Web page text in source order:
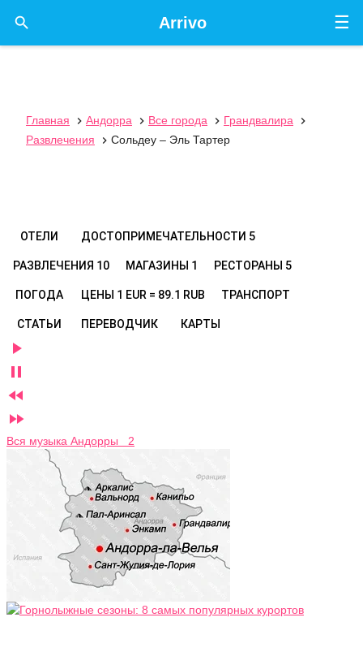
☰
Arrivo

Главная  Андорра  Все города  Грандвалира

Развлечения
 Сольдеу – Эль Тартер
ОТЕЛИ ДОСТОПРИМЕЧАТЕЛЬНОСТИ 5
РАЗВЛЕЧЕНИЯ 10 МАГАЗИНЫ 1 РЕСТОРАНЫ 5
ПОГОДА ЦЕНЫ 1 EUR = 89.1 RUB ТРАНСПОРТ
СТАТЬИ ПЕРЕВОДЧИК КАРТЫ




Вся музыка Андорры 2